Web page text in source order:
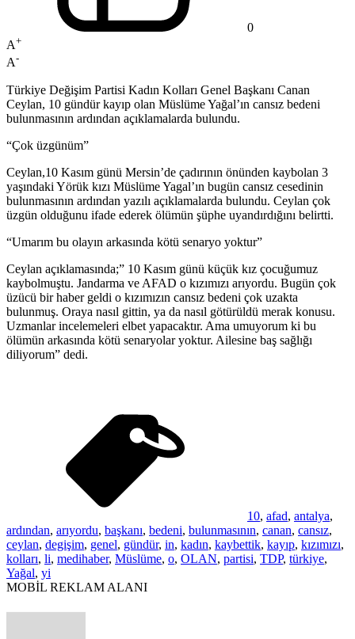
0
A+
A-
Türkiye Değişim Partisi Kadın Kolları Genel Başkanı Canan
Ceylan, 10 gündür kayıp olan Müslüme Yağal’ın cansız bedeni
bulunmasının ardından açıklamalarda bulundu.
“Çok üzgünüm”
Ceylan,10 Kasım günü Mersin’de çadırının önünden kaybolan 3
yaşındaki Yörük kızı Müslüme Yagal’ın bugün cansız cesedinin
bulunmasının ardından yazılı açıklamalarda bulundu. Ceylan çok
üzgün olduğunu ifade ederek ölümün şüphe uyandırdığını belirtti.
“Umarım bu olayın arkasında kötü senaryo yoktur”
Ceylan açıklamasında;” 10 Kasım günü küçük kız çocuğumuz
kaybolmuştu. Jandarma ve AFAD o kızımızı arıyordu. Bugün çok
üzücü bir haber geldi o kızımızın cansız bedeni çok uzakta
bulunmuş. Oraya nasıl gittin, ya da nasıl götürüldü merak konusu.
Uzmanlar incelemeleri elbet yapacaktır. Ama umuyorum ki bu
ölümün arkasında kötü senaryolar yoktur. Ailesine baş sağlığı
diliyorum” dedi.
10, afad, antalya,
ardından, arıyordu, başkanı, bedeni, bulunmasının, canan, cansız,
ceylan, degişim, genel, gündür, in, kadın, kaybettik, kayıp, kızımızı,
kolları, li, medihaber, Müslüme, o, OLAN, partisi, TDP, türkiye,
Yağal, yi
MOBİL REKLAM ALANI